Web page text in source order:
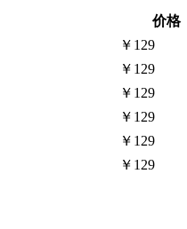
价格
￥129
￥129
￥129
￥129
￥129
￥129